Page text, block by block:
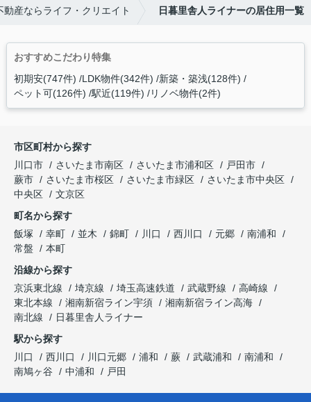
動産ならライフ・クリエイト 日暮里舎人ライナーの居住用一覧
おすすめこだわり特集
初期安(747件) LDK物件(342件) 新築・築浅(128件)
ペット可(126件) 駅近(119件) リノベ物件(2件)
市区町村から探す
川口市
さいたま市南区 さいたま市浦和区
戸田市
蕨市
さいたま市桜区 さいたま市緑区
さいたま市中央区
中央区
文京区
町名から探す
飯塚
幸町 並木 錦町 川口 西川口 元郷
南浦和
常盤
本町
沿線から探す
京浜東北線
埼京線 埼玉高速鉄道 武蔵野線
高崎線
東北本線
湘南新宿ライン宇須
湘南新宿ライン高海
南北線
日暮里舎人ライナー
駅から探す
川口
西川口 川口元郷 浦和 蕨 武蔵浦和
南浦和
南鳩ヶ谷
中浦和 戸田